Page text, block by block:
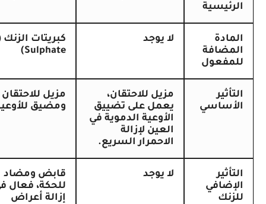
كبريتات الزنك
(Zinc
Sulphate)
مزيل للاحتقان،
يعمل على تضييق
الأوعية الدموية في
العين لإزالة
الاحمرار السريع.
مزيل للاحتقان
ومضيق للأوعية.
قابض ومضاد
فعال في
إزالة أعراض